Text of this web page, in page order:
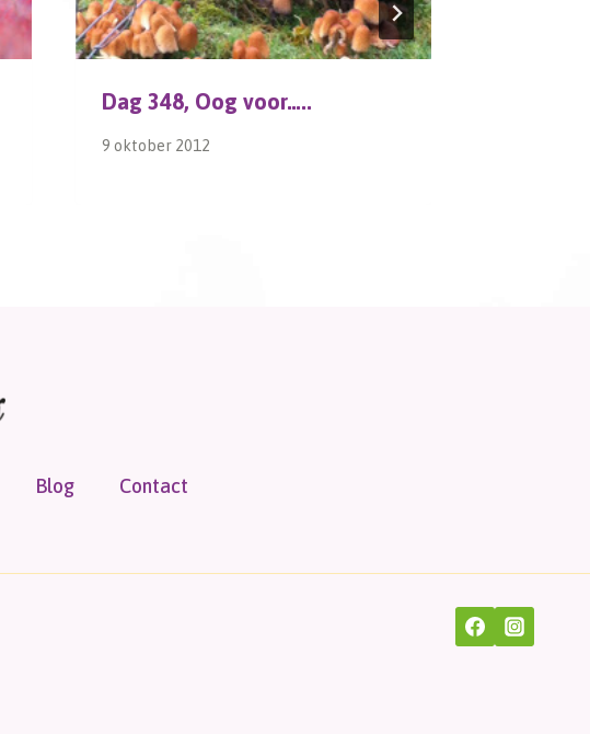
Dag 348, Oog voor…..
9 oktober 2012
Blog Contact